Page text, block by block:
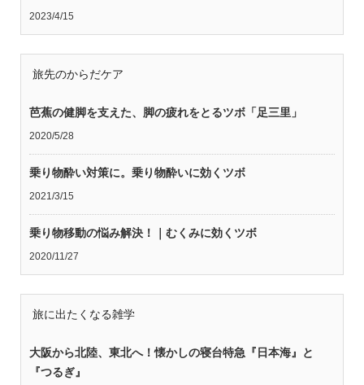
2023/4/15
旅先のからだケア
芭蕉の健脚を支えた、脚の疲れをとるツボ「足三里」
2020/5/28
乗り物酔い対策に。乗り物酔いに効くツボ
2021/3/15
乗り物移動の悩み解決！｜むくみに効くツボ
2020/11/27
旅に出たくなる雑学
大阪から北陸、東北へ！懐かしの寝台特急『日本海』と
『つるぎ』